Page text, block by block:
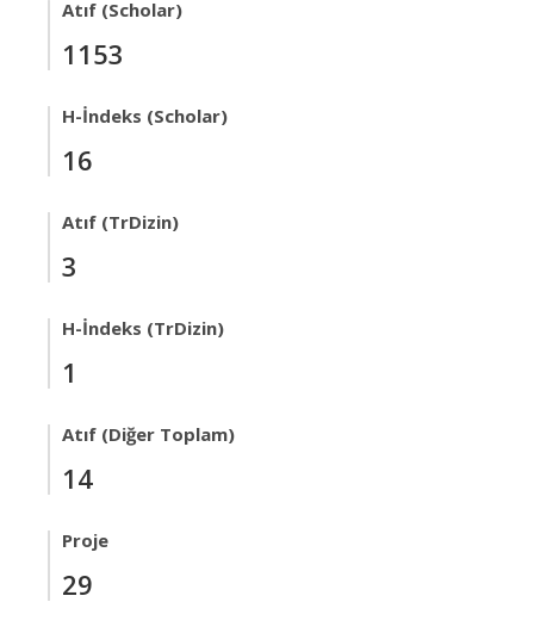
Atıf (Scholar)
1153
H-İndeks (Scholar)
16
Atıf (TrDizin)
3
H-İndeks (TrDizin)
1
Atıf (Diğer Toplam)
14
Proje
29